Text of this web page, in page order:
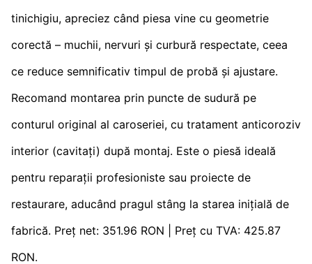
tinichigiu, apreciez când piesa vine cu geometrie
corectă – muchii, nervuri și curbură respectate, ceea
ce reduce semnificativ timpul de probă și ajustare.
Recomand montarea prin puncte de sudură pe
conturul original al caroseriei, cu tratament anticoroziv
interior (cavitați) după montaj. Este o piesă ideală
pentru reparații profesioniste sau proiecte de
restaurare, aducând pragul stâng la starea inițială de
fabrică. Preț net: 351.96 RON | Preț cu TVA: 425.87
RON.